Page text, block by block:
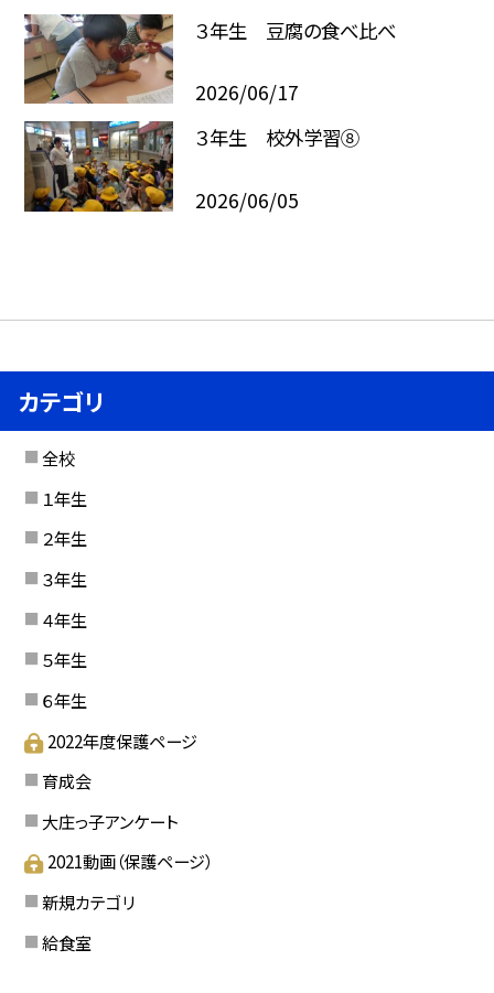
３年生 豆腐の食べ比べ
2026/06/17
３年生 校外学習⑧
2026/06/05
カテゴリ
全校
１年生
２年生
３年生
４年生
５年生
６年生
2022年度保護ページ
育成会
大庄っ子アンケート
2021動画（保護ページ）
新規カテゴリ
給食室